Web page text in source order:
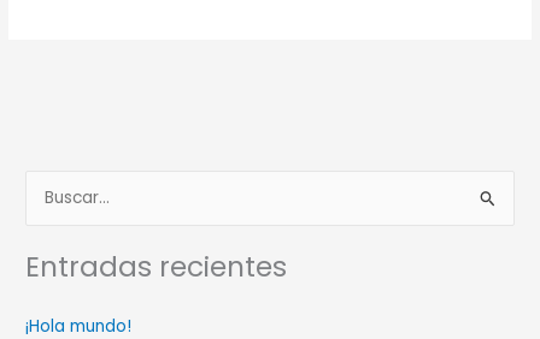
s
a
Entradas recientes
¡Hola mundo!